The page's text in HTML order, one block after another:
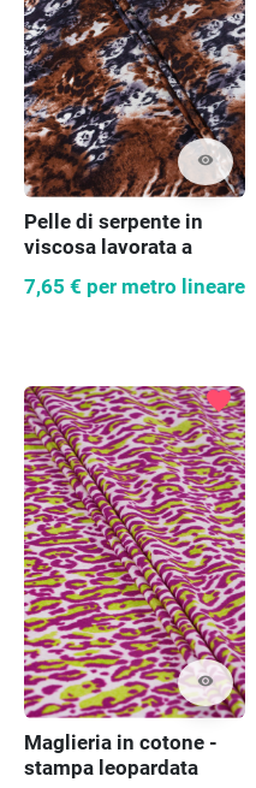
visibility
Pelle di serpente in
viscosa lavorata a
7,65 € per metro lineare
visibility
favorite
Maglieria in cotone -
stampa leopardata